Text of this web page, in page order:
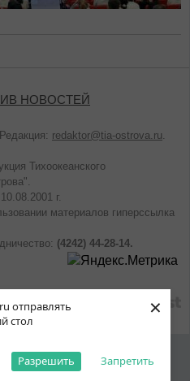
отправлять
стол
Запретить
Разрешить
×
НОВОСТЕЙ
redaktor@tia-ostrova.ru.
Тихоокеанского
г.
материалов гиперссылка
(4242) 44-28-14.
designed